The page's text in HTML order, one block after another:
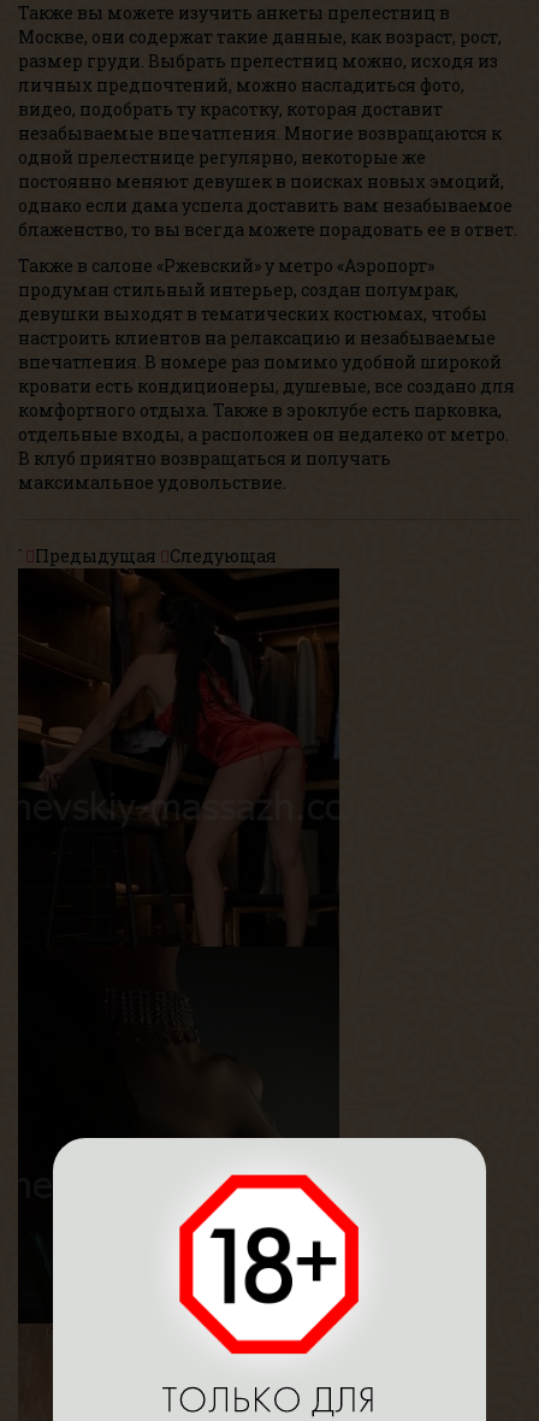
Также вы можете изучить анкеты прелестниц в
Москве, они содержат такие данные, как возраст, рост,
размер груди. Выбрать прелестниц можно, исходя из
личных предпочтений, можно насладиться фото,
видео, подобрать ту красотку, которая доставит
незабываемые впечатления. Многие возвращаются к
одной прелестнице регулярно, некоторые же
постоянно меняют девушек в поисках новых эмоций,
однако если дама успела доставить вам незабываемое
блаженство, то вы всегда можете порадовать ее в ответ.
Также в салоне «Ржевский» у метро «Аэропорт»
продуман стильный интерьер, создан полумрак,
девушки выходят в тематических костюмах, чтобы
настроить клиентов на релаксацию и незабываемые
впечатления. В номере раз помимо удобной широкой
кровати есть кондиционеры, душевые, все создано для
комфортного отдыха. Также в эроклубе есть парковка,
отдельные входы, а расположен он недалеко от метро.
В клуб приятно возвращаться и получать
максимальное удовольствие.
` Предыдущая Следующая
55 кг
Грудь